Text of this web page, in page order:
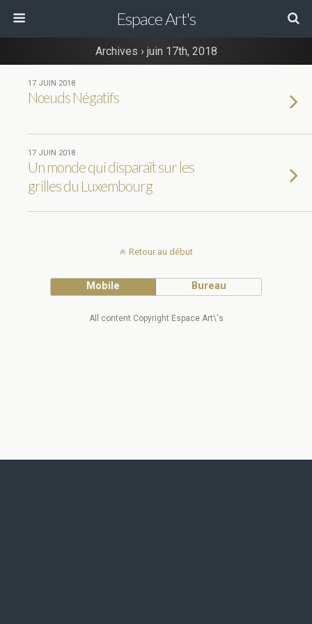
Espace Art's
Archives › juin 17th, 2018
17 JUIN 2018
Nœuds Négatifs
17 JUIN 2018
Un monde qui disparaît sur les
grilles du Luxembourg
Retour au début
Mobile Bureau
All content Copyright Espace Art\'s